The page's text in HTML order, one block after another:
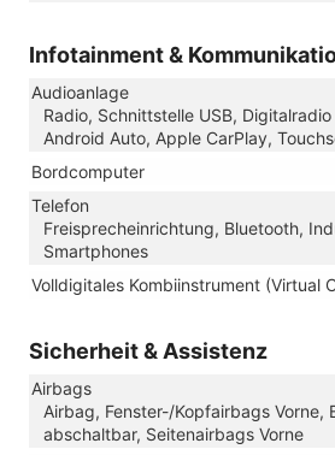
Infotainment &
Audioanlage
Radio, Schnittstelle USB,
Android Auto, Apple CarPlay,
Bordcomputer
Telefon
Freisprecheinrichtung, Bluetooth,
Smartphones
Volldigitales Kombiinstrument (Virtual
Sicherheit & Assistenz
Airbags
Airbag, Fenster-/Kopfairbags Vorne,
abschaltbar, Seitenairbags Vorne